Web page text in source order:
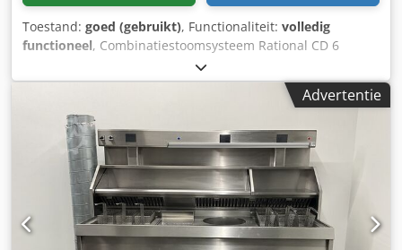
Toestand: goed (gebruikt), Functionaliteit: volledig
functioneel, Combinatiestoomsysteem Rational CD 6
Functies: hetelucht, stoom en combinatie 6 insteekrekken
GN 1/1 Uitvoering in roestvrij staal Onderstel met wielen
Aansluiting: 400V, 32A-CEE-stekker Djdpfx Adszpg I Repsck
Afmetingen ca.: 880 x 740 x 1630 mm, BxDxH Gebruikt
apparaat
Advertentie